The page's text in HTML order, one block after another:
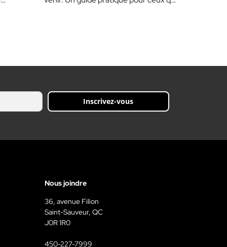
Inscrivez-vous
Nous joindre
36, avenue Filion
Saint-Sauveur, QC
J0R 1R0
450-227-7999